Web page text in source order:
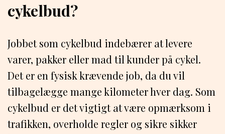
cykelbud?
Jobbet som cykelbud indebærer at levere
varer, pakker eller mad til kunder på cykel.
Det er en fysisk krævende job, da du vil
tilbagelægge mange kilometer hver dag. Som
cykelbud er det vigtigt at være opmærksom i
trafikken, overholde regler og sikre sikker